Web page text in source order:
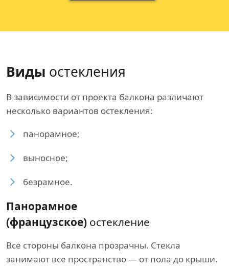
Виды остекления
В зависимости от проекта балкона различают
несколько вариантов остекления:
панорамное;
выносное;
безрамное.
Панорамное
(французское) остекление
Все стороны балкона прозрачны. Стекла
занимают все пространство — от пола до крыши.